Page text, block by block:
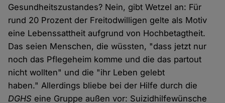
Gesundheitszustandes? Nein, gibt Wetzel an: Für
rund 20 Prozent der Freitodwilligen gelte als Motiv
eine Lebenssattheit aufgrund von Hochbetagtheit.
Das seien Menschen, die wüssten, "dass jetzt nur
noch das Pflegeheim komme und die das partout
nicht wollten" und die "ihr Leben gelebt
haben." Allerdings bliebe bei der Hilfe durch die
DGHS eine Gruppe außen vor: Suizidhilfewünsche